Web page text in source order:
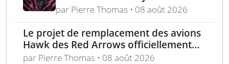
pour frappes de précision
longue portée
par Pierre Thomas • 08 août 2026
Le projet de remplacement des avions
Hawk des Red Arrows officiellement
lancé
par Pierre Thomas • 08 août 2026